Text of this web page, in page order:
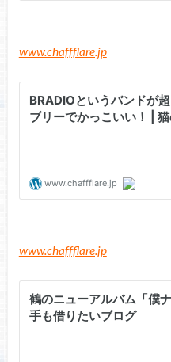
www.chaffflare.jp
www.chaffflare.jp